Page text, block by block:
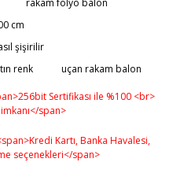
rakam folyo balon
cm
şişirilir
renk
uçan rakam balon